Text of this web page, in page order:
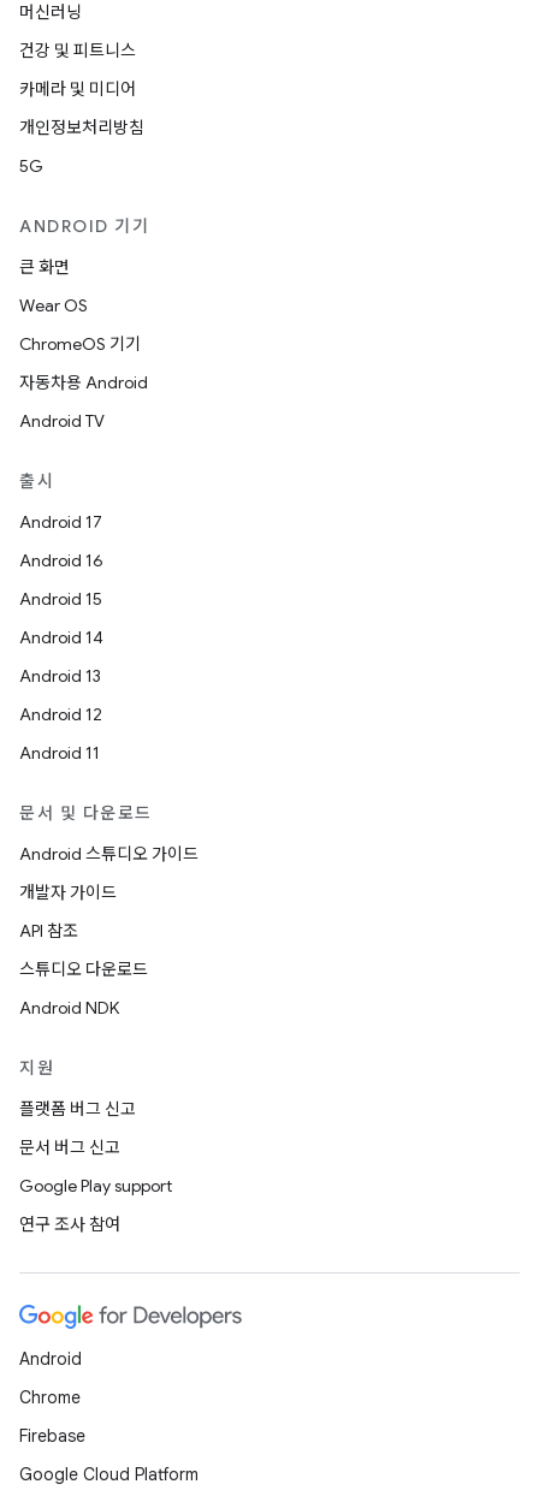
머신러닝
건강 및 피트니스
카메라 및 미디어
개인정보처리방침
5G
ANDROID 기기
큰 화면
Wear OS
ChromeOS 기기
자동차용 Android
Android TV
출시
Android 17
Android 16
Android 15
Android 14
Android 13
Android 12
Android 11
문서 및 다운로드
Android 스튜디오 가이드
개발자 가이드
API 참조
스튜디오 다운로드
Android NDK
지원
플랫폼 버그 신고
문서 버그 신고
Google Play support
연구 조사 참여
Android
Chrome
Firebase
Google Cloud Platform